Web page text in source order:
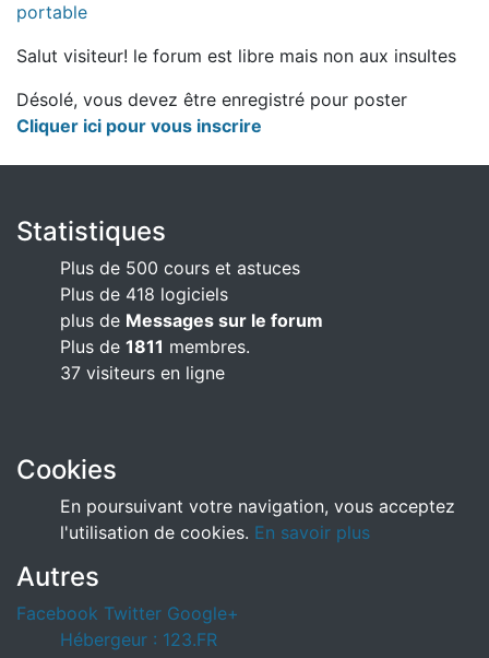
portable
Salut visiteur! le forum est libre mais non aux insultes
Désolé, vous devez être enregistré pour poster
Cliquer ici pour vous inscrire
Statistiques
Plus de 500 cours et astuces
Plus de 418 logiciels
plus de Messages sur le forum
Plus de 1811 membres.
37 visiteurs en ligne
Cookies
En poursuivant votre navigation, vous acceptez
l'utilisation de cookies. En savoir plus
Autres
Facebook Twitter Google+
Hébergeur : 123.FR